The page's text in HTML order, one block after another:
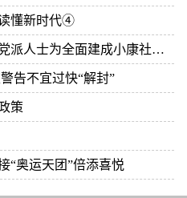
懂新时代④
会作贡献评选表彰大会在京举行 汪洋出席并讲话
告不宜过快“解封”
策
“奥运天团”倍添喜悦